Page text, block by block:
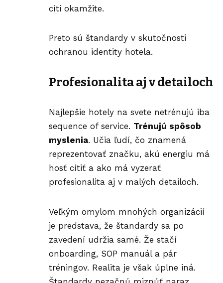
cíti okamžite.
Preto sú štandardy v skutočnosti
ochranou identity hotela.
Profesionalita aj v detailoch
Najlepšie hotely na svete netrénujú iba
sequence of service. Trénujú spôsob
myslenia. Učia ľudí, čo znamená
reprezentovať značku, akú energiu má
hosť cítiť a ako má vyzerať
profesionalita aj v malých detailoch.
Veľkým omylom mnohých organizácií
je predstava, že štandardy sa po
zavedení udržia samé. Že stačí
onboarding, SOP manuál a pár
tréningov. Realita je však úplne iná.